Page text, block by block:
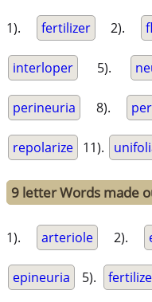
1). fertilizer 2).
interloper 5).
perineuria 8).
repolarize 11).
9 letter Words made
1). arteriole 2).
epineuria 5). fertilize